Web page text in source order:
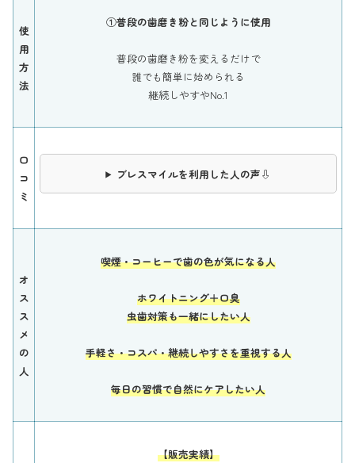
使
用
方
法
①普段の歯磨き粉と同じように使用
普段の歯磨き粉を変えるだけで
誰でも簡単に始められる
継続しやすやNo.1
口
コ
ミ
ブレスマイルを利用した人の声⇩
オ
ス
ス
メ
の
人
喫煙・コーヒーで歯の色が気になる人
ホワイトニング＋口臭
虫歯対策も一緒にしたい人
手軽さ・コスパ・継続しやすさを重視する人
毎日の習慣で自然にケアしたい人
【販売実績】